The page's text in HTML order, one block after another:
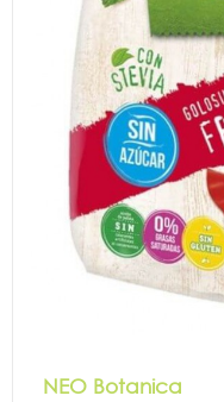
NEO Botanica